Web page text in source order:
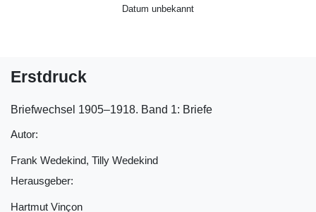
Datum unbekannt
Erstdruck
Briefwechsel 1905‒1918. Band 1: Briefe
Autor:
Frank Wedekind, Tilly Wedekind
Herausgeber:
Hartmut Vinçon